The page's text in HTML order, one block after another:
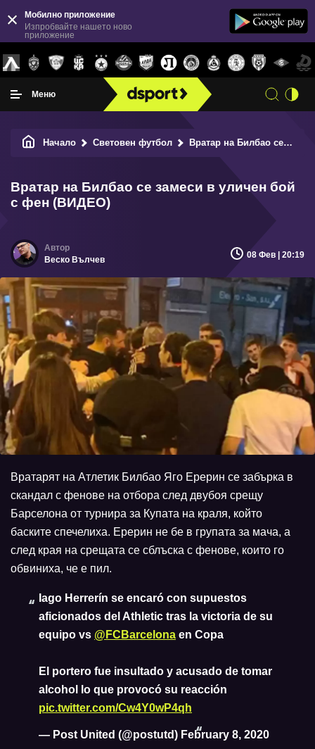
Мобилно приложение
Изпробвайте нашето ново
приложение
Меню
Начало Световен футбол Вратар на Билбао се замеси в уличен бой с фен (ВИДЕО)
Вратар на Билбао се замеси в уличен бой
с фен (ВИДЕО)
Веско Вълчев 08 Фев | 20:19
Вратарят на Атлетик Билбао Яго Ерерин се забърка в
скандал с фенове на отбора след двубоя срещу
Барселона от турнира за Купата на краля, който
баските спечелиха. Ерерин не бе в групата за мача, а
след края на срещата се сблъска с фенове, които го
обвиниха, че е пил.
Iago Herrerín se encaró con supuestos
aficionados del Athletic tras la victoria de su
equipo vs @FCBarcelona en Copa
El portero fue insultado y acusado de tomar
alcohol lo que provocó su reacción
pic.twitter.com/Cw4Y0wP4qh
— Post United (@postutd) February 8, 2020